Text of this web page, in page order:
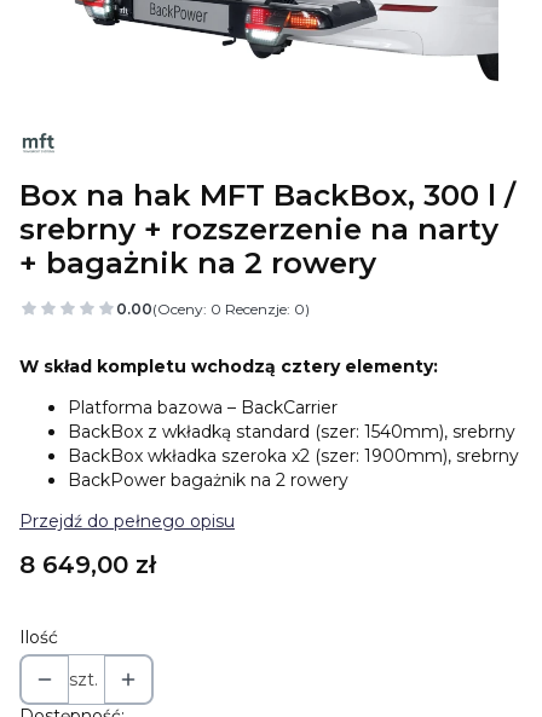
Box na hak MFT BackBox, 300 l /
srebrny + rozszerzenie na narty
+ bagażnik na 2 rowery
0.00(Oceny: 0 Recenzje: 0)
W skład kompletu wchodzą cztery elementy:
Platforma bazowa – BackCarrier
BackBox z wkładką standard (szer: 1540mm), srebrny
BackBox wkładka szeroka x2 (szer: 1900mm), srebrny
BackPower bagażnik na 2 rowery
Przejdź do pełnego opisu
Cena
8 649,00 zł
Ilość
szt.